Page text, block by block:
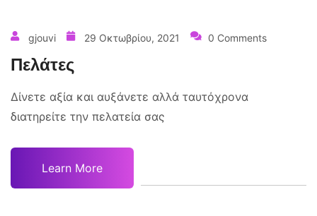
gjouvi 29 Οκτωβρίου, 2021 0 Comments
Πελάτες
Δίνετε αξία και αυξάνετε αλλά ταυτόχρονα
διατηρείτε την πελατεία σας
Learn More